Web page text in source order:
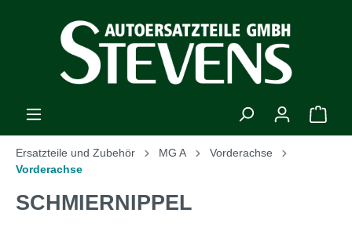
Ersatzteile und Zubehör MG A
Vorderachse
Vorderachse
SCHMIERNIPPEL